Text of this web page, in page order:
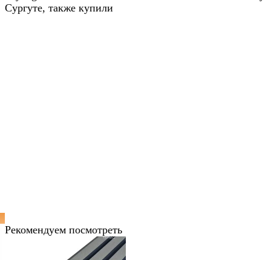
Сургуте, также купили
Рекомендуем посмотреть